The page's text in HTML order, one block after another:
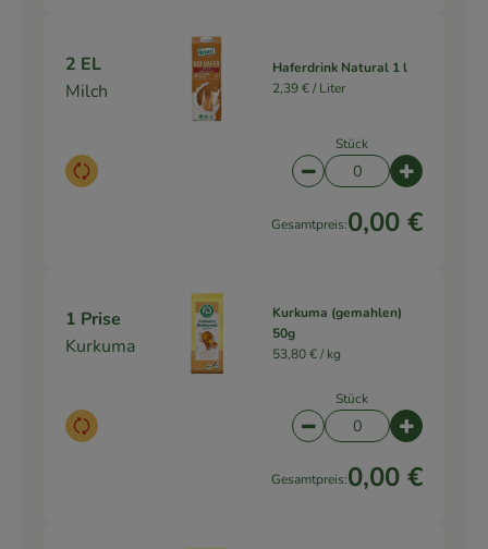
2 EL
Milch
Auswahl ändern
Haferdrink Natural 1 l
2,39 € /Liter
Stück
Artikelanzahl
Gesamtpreis:0,00 €
1 Prise
Kurkuma
Auswahl ändern
Kurkuma (gemahlen)
50g
53,80 € /kg
Stück
Artikelanzahl
Gesamtpreis:0,00 €